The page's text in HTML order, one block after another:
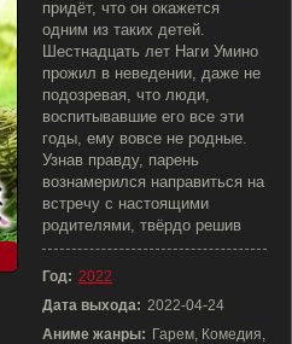
придёт, что он окажется
одним из таких детей.
Шестнадцать лет Наги Умино
прожил в неведении, даже не
подозревая, что люди,
воспитывавшие его все эти
годы, ему вовсе не родные.
Узнав правду, парень
вознамерился направиться на
встречу с настоящими
родителями, твёрдо решив
Год: 2022
Дата выхода: 2022-04-24
Аниме жанры: Гарем, Комедия,